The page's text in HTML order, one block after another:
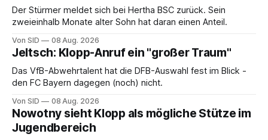
Der Stürmer meldet sich bei Hertha BSC zurück. Sein
zweieinhalb Monate alter Sohn hat daran einen Anteil.
Von SID 08 Aug. 2026
Jeltsch: Klopp-Anruf ein "großer Traum"
Das VfB-Abwehrtalent hat die DFB-Auswahl fest im Blick -
den FC Bayern dagegen (noch) nicht.
Von SID 08 Aug. 2026
Nowotny sieht Klopp als mögliche Stütze im
Jugendbereich